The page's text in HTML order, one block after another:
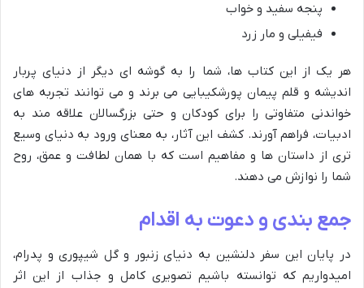
پنجه سفید و خواب
فیفیلی و مار زرد
هر یک از این کتاب ها، شما را به گوشه ای دیگر از دنیای پربار
اندیشه و قلم پیمان پورشکیبایی می برند و می توانند تجربه های
خواندنی متفاوتی را برای کودکان و حتی بزرگسالان علاقه مند به
ادبیات، فراهم آورند. کشف این آثار، به معنای ورود به دنیای وسیع
تری از داستان ها و مفاهیم است که با همان لطافت و عمق، روح
شما را نوازش می دهند.
جمع بندی و دعوت به اقدام
در پایان این سفر دلنشین به دنیای زنبور و گل شیپوری و پدرام،
امیدواریم که توانسته باشیم تصویری کامل و جذاب از این اثر